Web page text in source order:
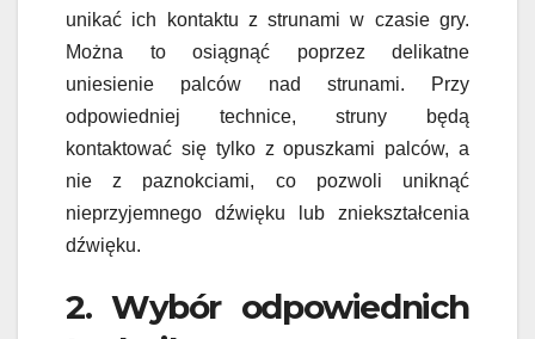
unikać ich kontaktu z strunami w czasie gry.
Można to osiągnąć poprzez delikatne
uniesienie palców nad strunami. Przy
odpowiedniej technice, struny będą
kontaktować się tylko z opuszkami palców, a
nie z paznokciami, co pozwoli uniknąć
nieprzyjemnego dźwięku lub zniekształcenia
dźwięku.
2. Wybór odpowiednich